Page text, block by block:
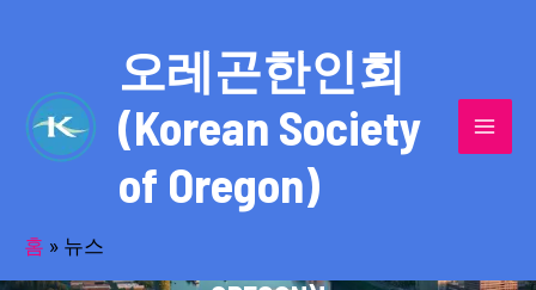
오레곤한인회
(Korean Society
of Oregon)
홈 » 뉴스
반세기의 세월을 품고 동포사회를 섬겨온
오레곤한인회(KOREAN SOCIETY OF